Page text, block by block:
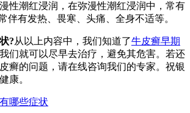
性潮红浸润，在弥漫性潮红浸润中，常有
伴有发热、畏寒、头痛、全身不适等。
?从以上内容中，我们知道了牛皮癣早期
我们就可以尽早去治疗，避免其危害。若还
癣的问题，请在线咨询我们的专家。祝银
康。
哪些症状